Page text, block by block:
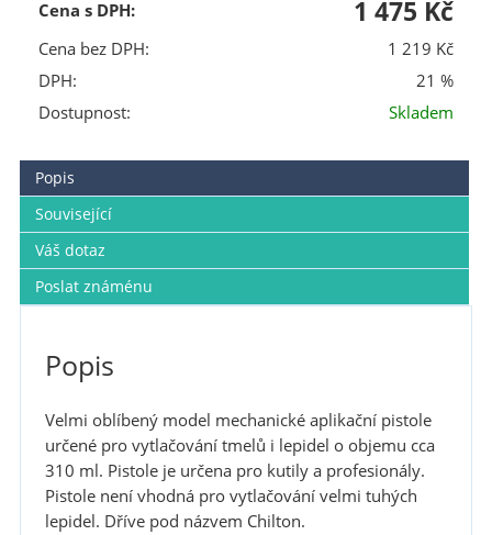
Cena s DPH: 1 475 Kč
Cena bez DPH:
1 219 Kč
DPH:
21 %
Dostupnost:
Skladem
Popis
Související
Váš dotaz
Poslat známénu
Popis
Velmi oblíbený model mechanické aplikační pistole
určené pro vytlačování tmelů i lepidel o objemu cca
310 ml. Pistole je určena pro kutily a profesionály.
Pistole není vhodná pro vytlačování velmi tuhých
lepidel. Dříve pod názvem Chilton.